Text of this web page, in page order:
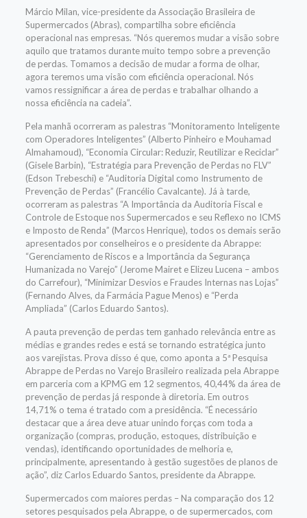
Márcio Milan, vice-presidente da Associação Brasileira de
Supermercados (Abras), compartilha sobre eficiência
operacional nas empresas. “Nós queremos mudar a visão sobre
aquilo que tratamos durante muito tempo sobre a prevenção
de perdas. Tomamos a decisão de mudar a forma de olhar,
agora teremos uma visão com eficiência operacional. Nós
vamos ressignificar a área de perdas e trabalhar olhando a
nossa eficiência na cadeia”.
Pela manhã ocorreram as palestras “Monitoramento Inteligente
com Operadores Inteligentes” (Alberto Pinheiro e Mouhamad
Almahamoud), “Economia Circular: Reduzir, Reutilizar e Reciclar”
(Gisele Barbin), “Estratégia para Prevenção de Perdas no FLV”
(Edson Trebeschi) e “Auditoria Digital como Instrumento de
Prevenção de Perdas” (Francélio Cavalcante). Já à tarde,
ocorreram as palestras “A Importância da Auditoria Fiscal e
Controle de Estoque nos Supermercados e seu Reflexo no ICMS
e Imposto de Renda” (Marcos Henrique), todos os demais serão
apresentados por conselheiros e o presidente da Abrappe:
“Gerenciamento de Riscos e a Importância da Segurança
Humanizada no Varejo” (Jerome Mairet e Elizeu Lucena – ambos
do Carrefour), “Minimizar Desvios e Fraudes Internas nas Lojas”
(Fernando Alves, da Farmácia Pague Menos) e “Perda
Ampliada” (Carlos Eduardo Santos).
A pauta prevenção de perdas tem ganhado relevância entre as
médias e grandes redes e está se tornando estratégica junto
aos varejistas. Prova disso é que, como aponta a 5ª Pesquisa
Abrappe de Perdas no Varejo Brasileiro realizada pela Abrappe
em parceria com a KPMG em 12 segmentos, 40,44% da área de
prevenção de perdas já responde à diretoria. Em outros
14,71% o tema é tratado com a presidência. “É necessário
destacar que a área deve atuar unindo forças com toda a
organização (compras, produção, estoques, distribuição e
vendas), identificando oportunidades de melhoria e,
principalmente, apresentando à gestão sugestões de planos de
ação”, diz Carlos Eduardo Santos, presidente da Abrappe.
Supermercados com maiores perdas – Na comparação dos 12
setores pesquisados pela Abrappe, o de supermercados, com